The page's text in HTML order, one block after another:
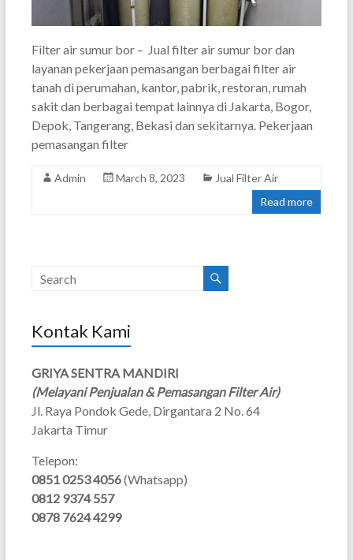
Filter air sumur bor – Jual filter air sumur bor dan
layanan pekerjaan pemasangan berbagai filter air
tanah di perumahan, kantor, pabrik, restoran, rumah
sakit dan berbagai tempat lainnya di Jakarta, Bogor,
Depok, Tangerang, Bekasi dan sekitarnya. Pekerjaan
pemasangan filter
Admin March 8, 2023
Jual Filter Air
Read more
Kontak Kami
GRIYA SENTRA MANDIRI
(Melayani Penjualan & Pemasangan Filter Air)
Jl. Raya Pondok Gede, Dirgantara 2 No. 64
Jakarta Timur
Telepon:
0851 0253 4056(Whatsapp)
0812 9374 557
0878 7624 4299